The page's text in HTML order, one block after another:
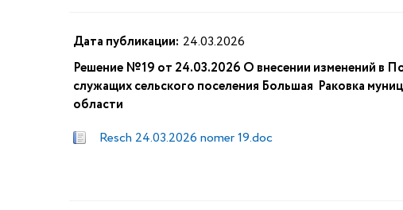
Дата публикации: 24.03.2026
Решение №19 от 24.03.2026 О внесении изменений в
служащих сельского поселения Большая Раковка
области
Resch 24.03.2026 nomer 19.doc